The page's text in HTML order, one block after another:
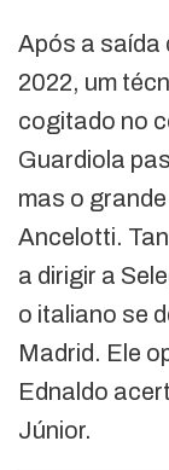
Após a saída
2022, um
cogitado no
Guardiola
mas o
Ancelotti.
a dirigir a
o italiano se
Madrid. Ele
Ednaldo
Júnior.